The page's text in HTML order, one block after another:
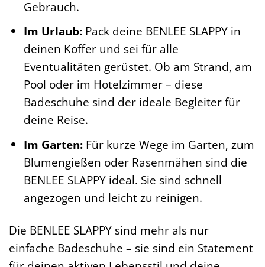
Gebrauch.
Im Urlaub:Pack deine BENLEE SLAPPY in
deinen Koffer und sei für alle
Eventualitäten gerüstet. Ob am Strand, am
Pool oder im Hotelzimmer – diese
Badeschuhe sind der ideale Begleiter für
deine Reise.
Im Garten:Für kurze Wege im Garten, zum
Blumengießen oder Rasenmähen sind die
BENLEE SLAPPY ideal. Sie sind schnell
angezogen und leicht zu reinigen.
Die BENLEE SLAPPY sind mehr als nur
einfache Badeschuhe – sie sind ein Statement